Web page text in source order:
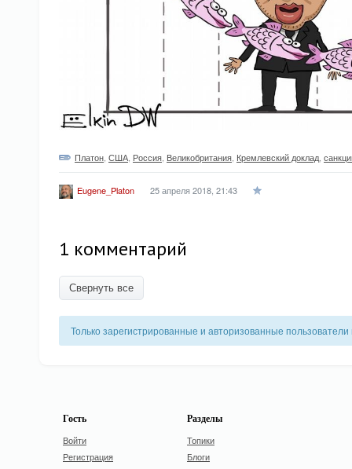
Платон США Россия Великобритания Кремлевский доклад
Eugene_Platon 25 апреля 2018, 21:43
1 комментарий
Свернуть все
Только зарегистрированные и авторизованные
Гость
Войти
Регистрация
Разделы
Топики
Блоги